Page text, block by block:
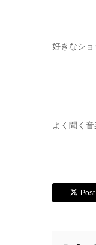
好きなシ
よく聞く
Post